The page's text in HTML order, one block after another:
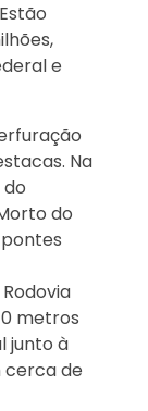
e
Na
do
metros
junto à
cerca de